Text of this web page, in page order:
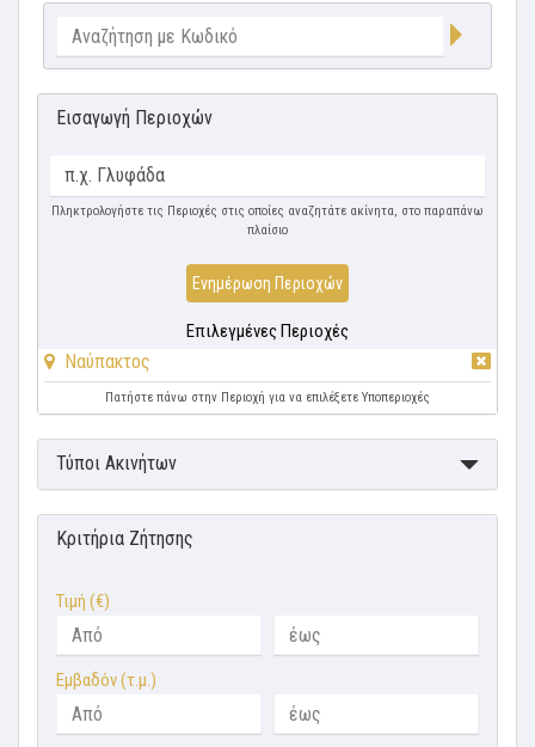
Εισαγωγή Περιοχών
Πληκτρολογήστε τις Περιοχές στις οποίες αναζητάτε ακίνητα, στο παραπάνω
πλαίσιο
Ενημέρωση Περιοχών
Επιλεγμένες Περιοχές
Ναύπακτος
Πατήστε πάνω στην Περιοχή για να επιλέξετε Υποπεριοχές
Τύποι Ακινήτων
Κριτήρια Ζήτησης
Τιμή (€)
Εμβαδόν (τ.μ.)